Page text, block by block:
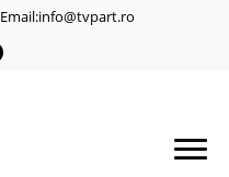
Email:info@tvpart.ro